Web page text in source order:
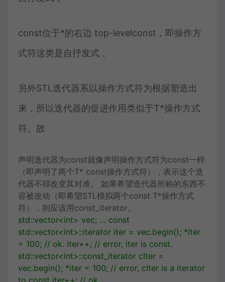
const位于*的右边 top-levelconst，即操作方
式符这类是自抒发式 。
另外STL迭代器系以操作方式符为根据塑造出
来，所以迭代器的促进作用类似于T*操作方式
符。故
声明迭代器为const就像声明操作方式符为const一样
（即声明了两个T* const操作方式符），表示这个迭
代器不得改变其对准。 如果希望迭代器所称的东西不
容被改动（即希望STL模拟两个const T*操作方式
符），则应该用const_iterator。
std::vector<int> vec; … const
std::vector<int>::iterator iter = vec.begin(); *iter
= 100; // ok. iter++; // error, iter is const.
std::vector<int>::const_iterator cIter =
vec.begin(); *iter = 100; // error, cIter is a iterator
to const iter++; // ok.